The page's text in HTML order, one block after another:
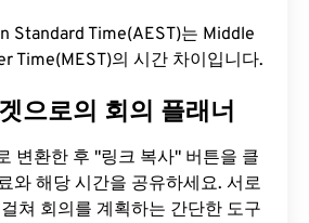
Standard Time(AEST)는 Middle
Time(MEST)의 시간 차이입니다.
으로의 회의 플래너
변환한 후 "링크 복사" 버튼을 클
와 해당 시간을 공유하세요. 서로
쳐 회의를 계획하는 간단한 도구